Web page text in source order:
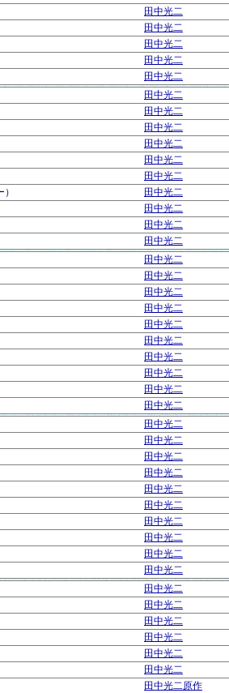
田中光二
田中光二
田中光二
田中光二
田中光二
田中光二
田中光二
田中光二
田中光二
田中光二
田中光二
田中光二
田中光二
田中光二
田中光二
田中光二
田中光二
田中光二
田中光二
田中光二
田中光二
田中光二
田中光二
田中光二
田中光二
田中光二
田中光二
田中光二
田中光二
田中光二
田中光二
田中光二
田中光二
田中光二
田中光二
田中光二
田中光二
田中光二
田中光二
田中光二
田中光二
田中光二原作